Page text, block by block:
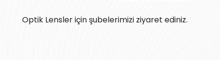
Optik Lensler için şubelerimizi ziyaret ediniz.